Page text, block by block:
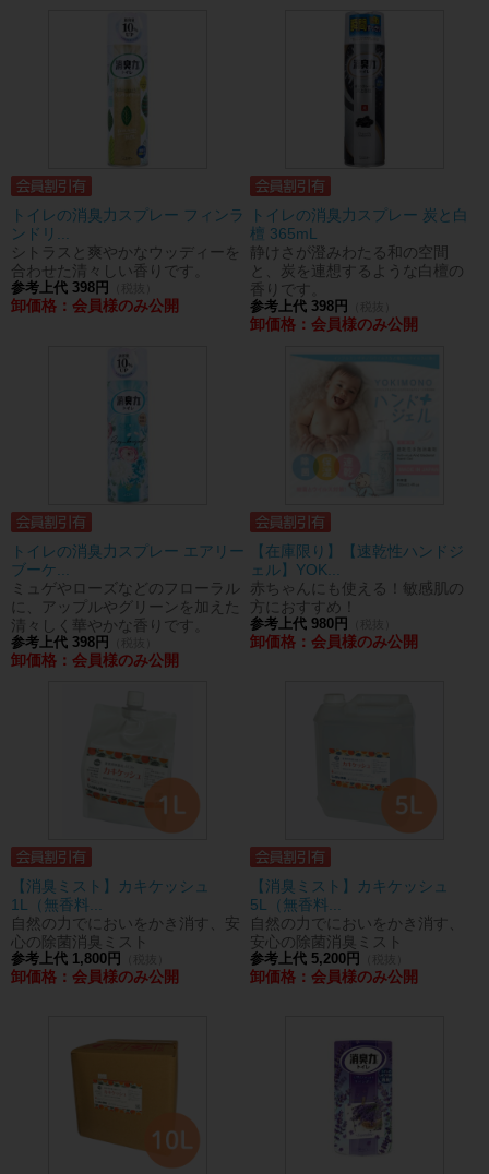
トイレの消臭力スプレー フィンラ
ンドリ...
シトラスと爽やかなウッディーを
合わせた清々しい香りです。
参考上代 398円
卸価格：会員様のみ公開
トイレの消臭力スプレー 炭と白
檀 365mL
静けさが澄みわたる和の空間
と、炭を連想するような白檀の
香りです。
参考上代 398円
卸価格：会員様のみ公開
トイレの消臭力スプレー エアリー
ブーケ...
ミュゲやローズなどのフローラル
に、アップルやグリーンを加えた
清々しく華やかな香りです。
参考上代 398円
卸価格：会員様のみ公開
【在庫限り】【速乾性ハンドジ
ェル】YOK...
赤ちゃんにも使える！敏感肌の
方におすすめ！
参考上代 980円
卸価格：会員様のみ公開
【消臭ミスト】カキケッシュ
1L（無香料...
自然の力でにおいをかき消す、安
心の除菌消臭ミスト
参考上代 1,800円
卸価格：会員様のみ公開
【消臭ミスト】カキケッシュ
5L（無香料...
自然の力でにおいをかき消す、
安心の除菌消臭ミスト
参考上代 5,200円
卸価格：会員様のみ公開